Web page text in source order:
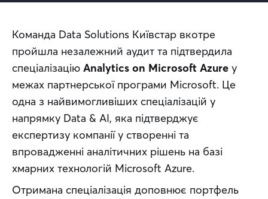
Команда Data Solutions Київстар вкотре
пройшла незалежний аудит та підтвердила
спеціалізацію Analytics on Microsoft Azure у
межах партнерської програми Microsoft. Це
одна з найвимогливіших спеціалізацій у
напрямку Data & AI, яка підтверджує
експертизу компанії у створенні та
впровадженні аналітичних рішень на базі
хмарних технологій Microsoft Azure.
Отримана спеціалізація доповнює портфель